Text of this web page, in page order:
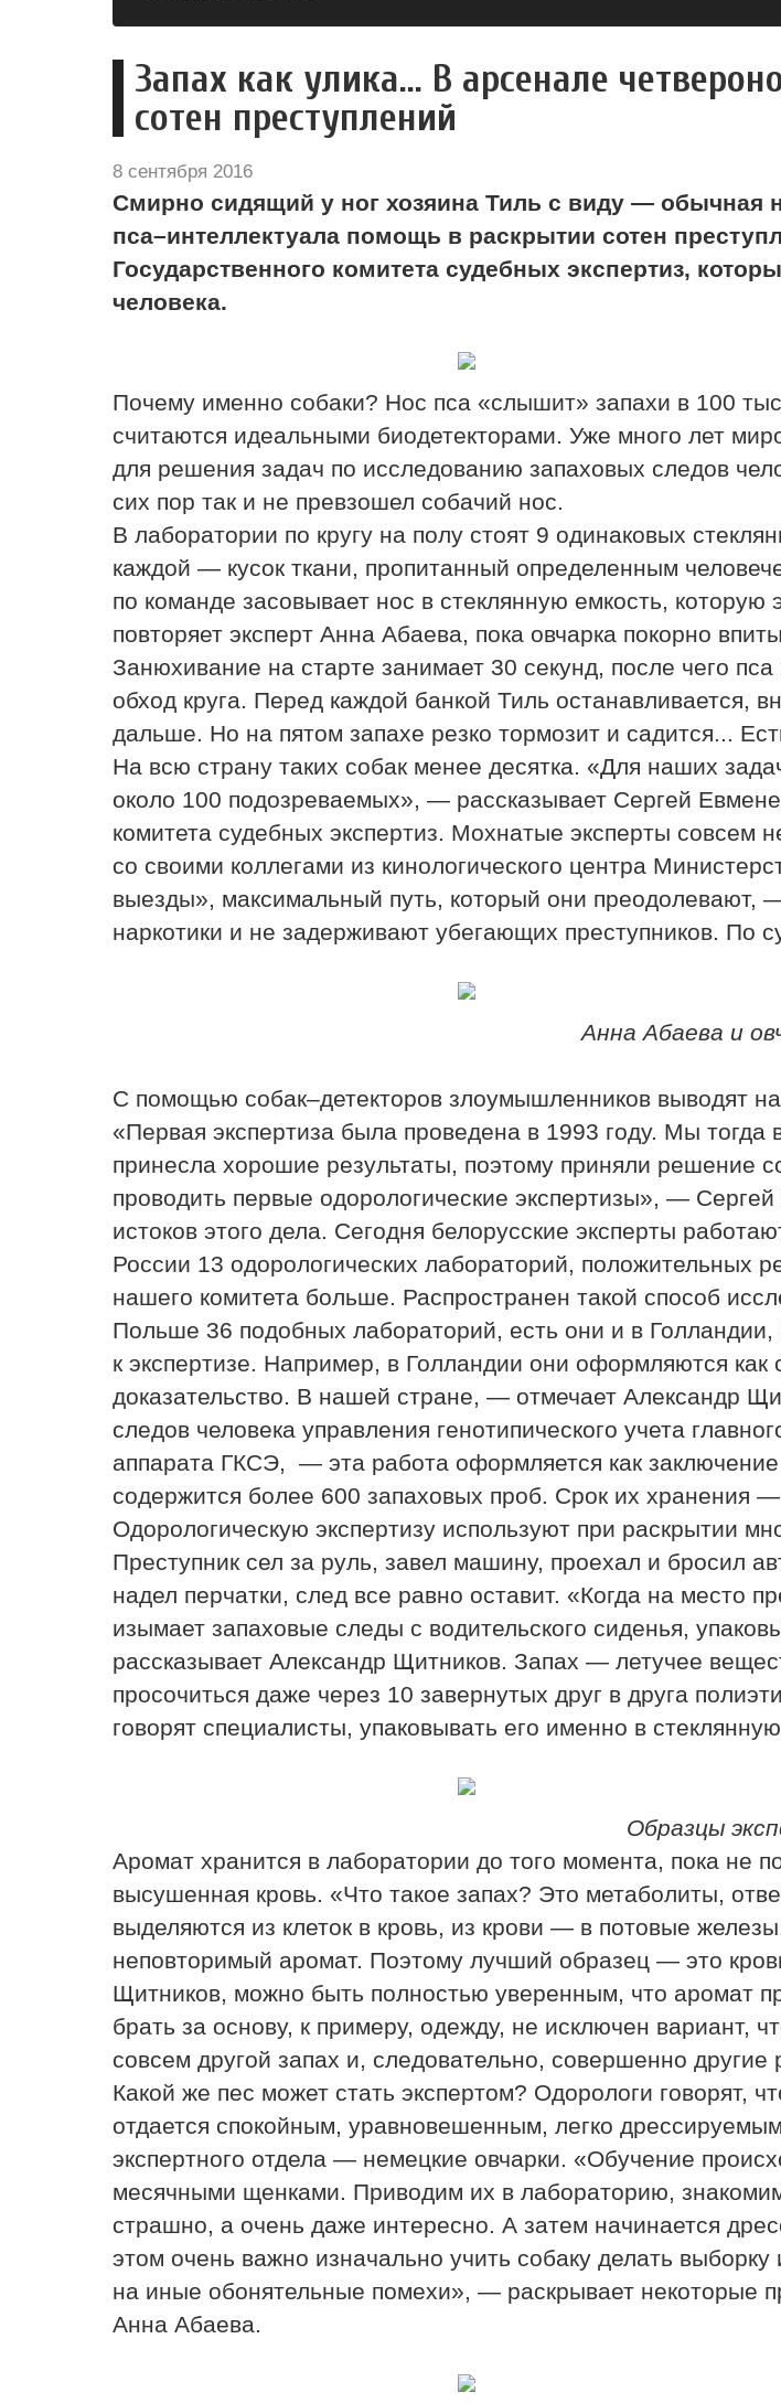
Запах как улика... В арсенале
сотен преступлений
8 сентября 2016
Смирно сидящий у ног хозяина Тиль с виду — обычная
пса–интеллектуала помощь в раскрытии сотен
Государственного комитета судебных экспертиз,
человека.
Почему именно собаки? Нос пса «слышит» запахи в 100
считаются идеальными биодетекторами. Уже много лет
для решения задач по исследованию запаховых следов
сих пор так и не превзошел собачий нос.
В лаборатории по кругу на полу стоят 9 одинаковых
каждой — кусок ткани, пропитанный определенным
по команде засовывает нос в стеклянную емкость,
повторяет эксперт Анна Абаева, пока овчарка покорно
Занюхивание на старте занимает 30 секунд, после чего
обход круга. Перед каждой банкой Тиль останавливается,
дальше. Но на пятом запахе резко тормозит и садится...
На всю страну таких собак менее десятка. «Для наших
около 100 подозреваемых», — рассказывает Сергей
комитета судебных экспертиз. Мохнатые эксперты совсем
со своими коллегами из кинологического центра
выезды», максимальный путь, который они преодолевают,
наркотики и не задерживают убегающих преступников. По
Анна Абаева и
С помощью собак–детекторов злоумышленников выводят
«Первая экспертиза была проведена в 1993 году. Мы тогда
принесла хорошие результаты, поэтому приняли решение
проводить первые одорологические экспертизы», —
истоков этого дела. Сегодня белорусские эксперты
России 13 одорологических лабораторий, положительных
нашего комитета больше. Распространен такой способ
Польше 36 подобных лабораторий, есть они и в
к экспертизе. Например, в Голландии они оформляются как
доказательство. В нашей стране, — отмечает Александр
следов человека управления генотипического учета
аппарата ГКСЭ, — эта работа оформляется как
содержится более 600 запаховых проб. Срок их хранения —
Одорологическую экспертизу используют при раскрытии
Преступник сел за руль, завел машину, проехал и бросил
надел перчатки, след все равно оставит. «Когда на место
изымает запаховые следы с водительского сиденья,
рассказывает Александр Щитников. Запах — летучее
просочиться даже через 10 завернутых друг в друга
говорят специалисты, упаковывать его именно в
Образцы
Аромат хранится в лаборатории до того момента, пока не
высушенная кровь. «Что такое запах? Это метаболиты,
выделяются из клеток в кровь, из крови — в потовые
неповторимый аромат. Поэтому лучший образец — это
Щитников, можно быть полностью уверенным, что аромат
брать за основу, к примеру, одежду, не исключен вариант,
совсем другой запах и, следовательно, совершенно другие
Какой же пес может стать экспертом? Одорологи говорят,
отдается спокойным, уравновешенным, легко
экспертного отдела — немецкие овчарки. «Обучение
месячными щенками. Приводим их в лабораторию,
страшно, а очень даже интересно. А затем начинается
этом очень важно изначально учить собаку делать
на иные обонятельные помехи», — раскрывает некоторые
Анна Абаева.